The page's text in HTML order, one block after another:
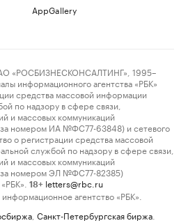
AppGallery
«РОСБИЗНЕСКОНСАЛТИНГ», 1995–
информационного агентства «РБК»
средства массовой информации
по надзору в сфере связи,
и массовых коммуникаций
номером ИА №ФС77-63848) и сетевого
о регистрации средства массовой
службой по надзору в сфере связи,
и массовых коммуникаций
за номером ЭЛ №ФС77-82385)
18+ letters@rbc.ru
агентство «РБК».
Санкт-Петербургская биржа